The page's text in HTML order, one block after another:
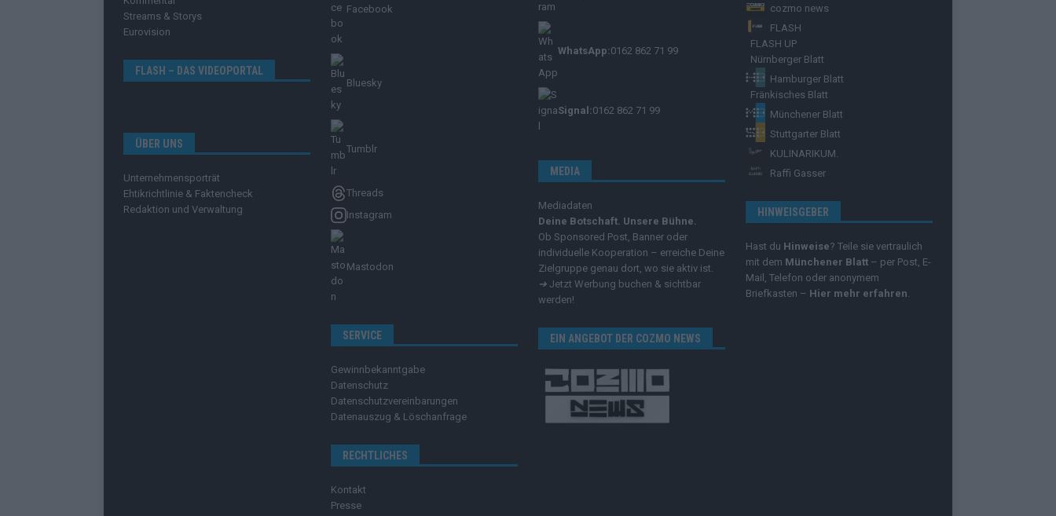
Streams & Storys
Eurovision
FLASH – DAS VIDEOPORTAL
ÜBER UNS
Unternehmensporträt
Ehtikrichtlinie & Faktencheck
Redaktion und Verwaltung
Facebook
Bluesky
Tumblr
Threads
Instagram
Mastodon
SERVICE
Gewinnbekanntgabe
Datenschutz
Datenschutzvereinbarungen
Datenauszug & Löschanfrage
RECHTLICHES
Kontakt
Presse
WhatsApp:0162 862 71 99
Signal:0162 862 71 99
MEDIA
Mediadaten
Deine Botschaft. Unsere Bühne.
Ob Sponsored Post, Banner oder
individuelle Kooperation – erreiche Deine
Zielgruppe genau dort, wo sie aktiv ist.
➔ Jetzt Werbung buchen & sichtbar
werden!
EIN ANGEBOT DER COZMO NEWS
cozmo news
FLASH
FLASH UP
Nürnberger Blatt
Hamburger Blatt
Fränkisches Blatt
Münchener Blatt
Stuttgarter Blatt
KULINARIKUM.
Raffi Gasser
HINWEISGEBER
Hast du Hinweise? Teile sie vertraulich
mit dem Münchener Blatt – per Post, E-
Mail, Telefon oder anonymem
Briefkasten – Hier mehr erfahren